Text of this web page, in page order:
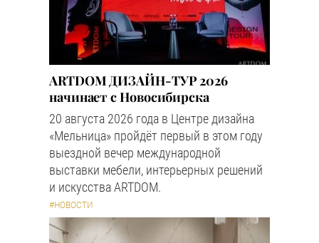
ARTDOM ДИЗАЙН-ТУР 2026
начинает с Новосибирска
20 августа 2026 года в Центре дизайна
«Мельница» пройдёт первый в этом году
выездной вечер международной
выставки мебели, интерьерных решений
и искусства ARTDOM.
#НОВОСТИ